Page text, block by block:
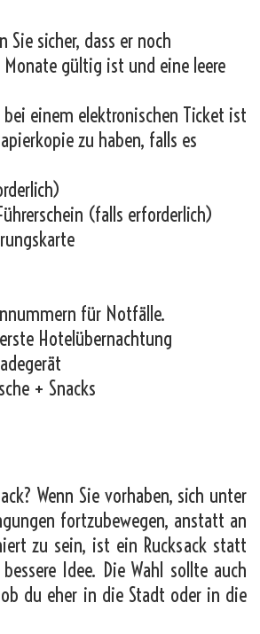
Sie sicher, dass er noch
gültig ist und eine leere
einem elektronischen Ticket ist
zu haben, falls es
(falls erforderlich)
für Notfälle.
Hotelübernachtung
+ Snacks
Wenn Sie vorhaben, sich unter
fortzubewegen, anstatt an
zu sein, ist ein Rucksack statt
Idee. Die Wahl sollte auch
du eher in die Stadt oder in die